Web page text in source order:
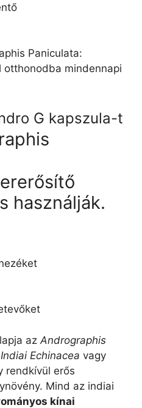
Paniculata:
mindennapi
G kapszula-t
használják.
az Andrographis
Indiai Echinacea vagy
rendkívül erős
Mind az indiai
kínai